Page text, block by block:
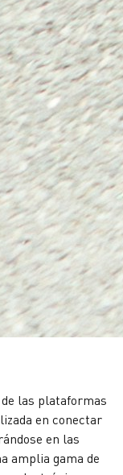
las plataformas
en conectar
en las
amplia gama de